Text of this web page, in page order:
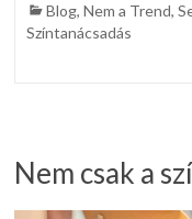
Blog,Nem a Trend,
Színtanácsadás
Nem csak a